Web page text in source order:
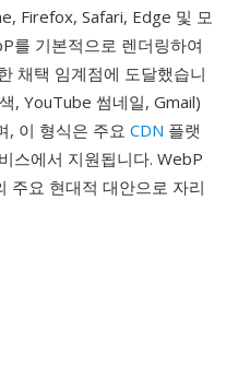
Firefox, Safari, Edge 및 모
를 기본적으로 렌더링하여
채택 임계점에 도달했습니
, YouTube 썸네일, Gmail)
, 이 형식은 주요 CDN 플랫
스에서 지원됩니다. WebP
주요 현대적 대안으로 자리